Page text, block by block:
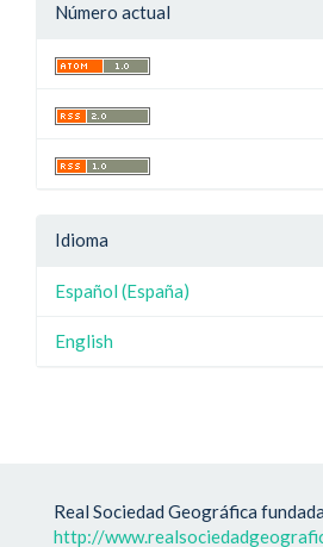
Número actual
Idioma
Español (España)
English
Real Sociedad Geográfica
http://